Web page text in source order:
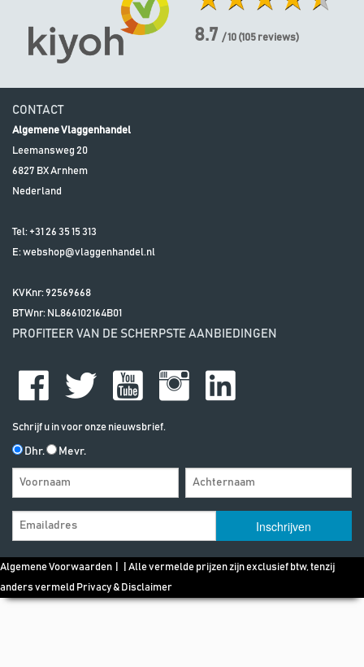
8.7 / 10 (105 reviews)
CONTACT
Algemene Vlaggenhandel
Leemansweg 20
6827 BXArnhem
Nederland
Tel: +31 26 35 15 313
E:webshop@vlaggenhandel.nl
KVKnr: 92569668
BTWnr: NL866102164B01
PROFITEER VAN DE SCHERPSTE AANBIEDINGEN
Schrijf u in voor onze nieuwsbrief.
Dhr. Mevr.
Algemene Voorwaarden | | Alle vermelde prijzen zijn exclusief btw, tenzij
anders vermeld Privacy & Disclaimer